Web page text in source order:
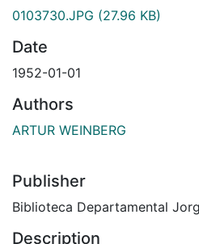
0103730.JPG (27.96 KB)
Date
1952-01-01
Authors
ARTUR WEINBERG
Publisher
Biblioteca Departamental
Description